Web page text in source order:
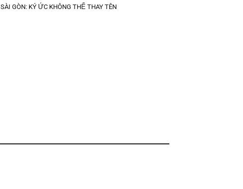
SÀI GÒN: KÝ ỨC KHÔNG THỂ THAY TÊN